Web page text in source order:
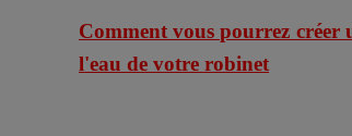
Comment vous pourrez créer
l'eau de votre robinet